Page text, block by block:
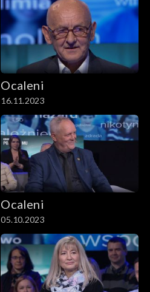
Ocaleni
16.11.2023
Ocaleni
05.10.2023